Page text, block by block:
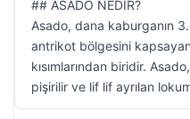
## ASADO NEDİR?
Asado, dana kaburganın
antrikot bölgesini
kısımlarından biridir.
pişirilir ve lif lif ayrılan